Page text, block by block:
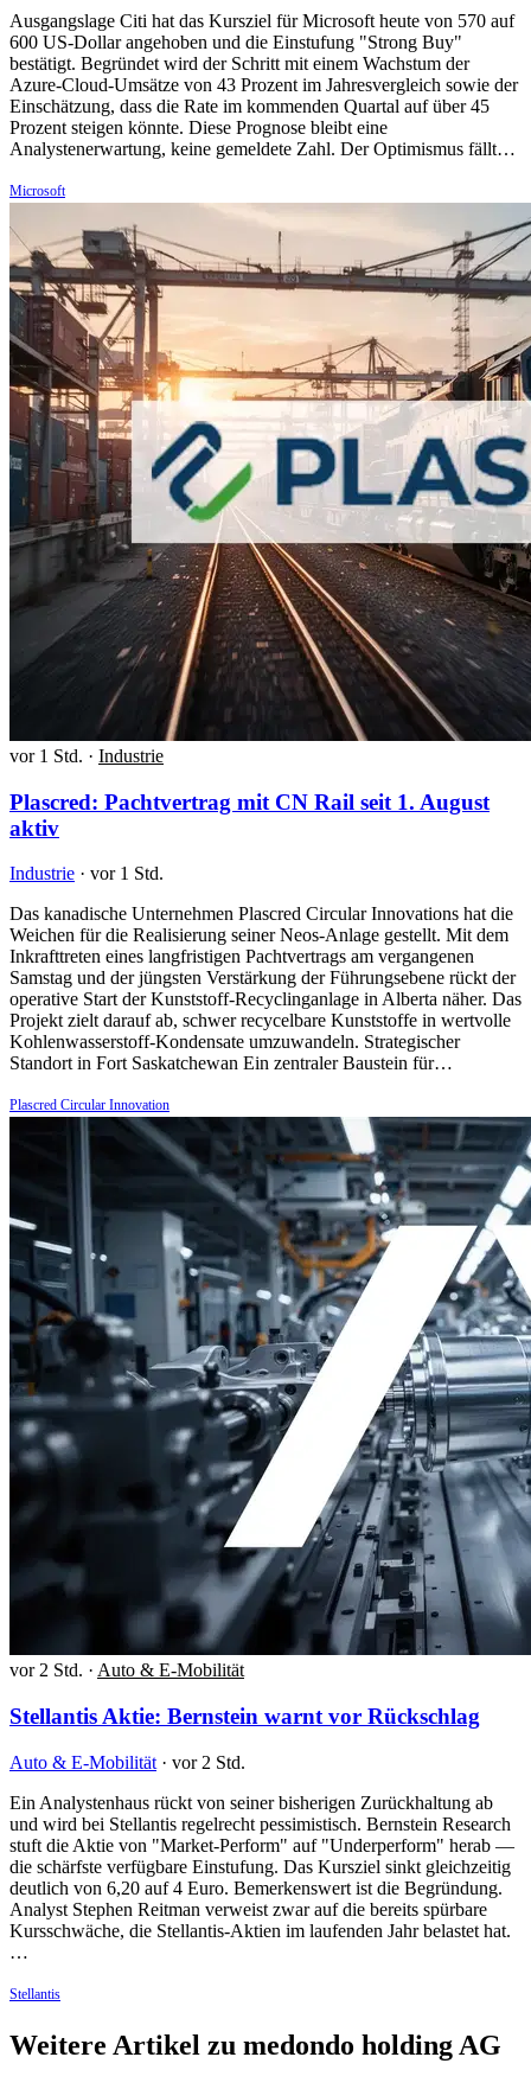
Ausgangslage Citi hat das Kursziel für Microsoft heute von 570 auf
600 US-Dollar angehoben und die Einstufung "Strong Buy"
bestätigt. Begründet wird der Schritt mit einem Wachstum der
Azure-Cloud-Umsätze von 43 Prozent im Jahresvergleich sowie der
Einschätzung, dass die Rate im kommenden Quartal auf über 45
Prozent steigen könnte. Diese Prognose bleibt eine
Analystenerwartung, keine gemeldete Zahl. Der Optimismus fällt…
Microsoft
vor 1 Std. · Industrie
Plascred: Pachtvertrag mit CN Rail seit 1. August
aktiv
Industrie · vor 1 Std.
Das kanadische Unternehmen Plascred Circular Innovations hat die
Weichen für die Realisierung seiner Neos-Anlage gestellt. Mit dem
Inkrafttreten eines langfristigen Pachtvertrags am vergangenen
Samstag und der jüngsten Verstärkung der Führungsebene rückt der
operative Start der Kunststoff-Recyclinganlage in Alberta näher. Das
Projekt zielt darauf ab, schwer recycelbare Kunststoffe in wertvolle
Kohlenwasserstoff-Kondensate umzuwandeln. Strategischer
Standort in Fort Saskatchewan Ein zentraler Baustein für…
Plascred Circular Innovation
vor 2 Std. · Auto & E-Mobilität
Stellantis Aktie: Bernstein warnt vor Rückschlag
Auto & E-Mobilität · vor 2 Std.
Ein Analystenhaus rückt von seiner bisherigen Zurückhaltung ab
und wird bei Stellantis regelrecht pessimistisch. Bernstein Research
stuft die Aktie von "Market-Perform" auf "Underperform" herab —
die schärfste verfügbare Einstufung. Das Kursziel sinkt gleichzeitig
deutlich von 6,20 auf 4 Euro. Bemerkenswert ist die Begründung.
Analyst Stephen Reitman verweist zwar auf die bereits spürbare
Kursschwäche, die Stellantis-Aktien im laufenden Jahr belastet hat.
…
Stellantis
Weitere Artikel zu medondo holding AG